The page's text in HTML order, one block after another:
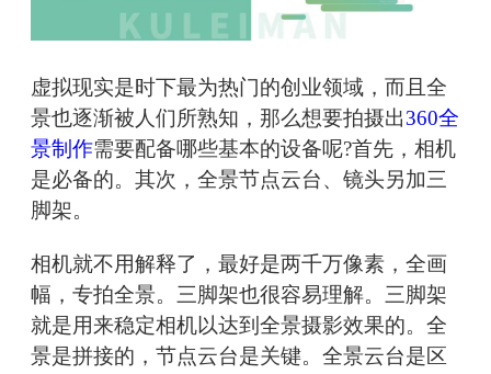
虚拟现实是时下最为热门的创业领域，而且全
景也逐渐被人们所熟知，那么想要拍摄出360全
景制作需要配备哪些基本的设备呢?首先，相机
是必备的。其次，全景节点云台、镜头另加三
脚架。
相机就不用解释了，最好是两千万像素，全画
幅，专拍全景。三脚架也很容易理解。三脚架
就是用来稳定相机以达到全景摄影效果的。全
景是拼接的，节点云台是关键。全景云台是区